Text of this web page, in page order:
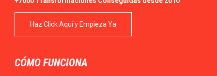
Haz Click Aquí y Empieza Ya
CÓMO FUNCIONA